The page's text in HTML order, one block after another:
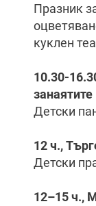
Празник
куклен
10.30-
занаятите
Детски
12 ч.,
Детски
12–15 ч.,